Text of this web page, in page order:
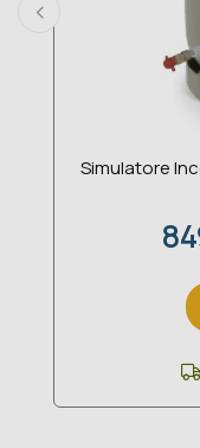
Simulatore